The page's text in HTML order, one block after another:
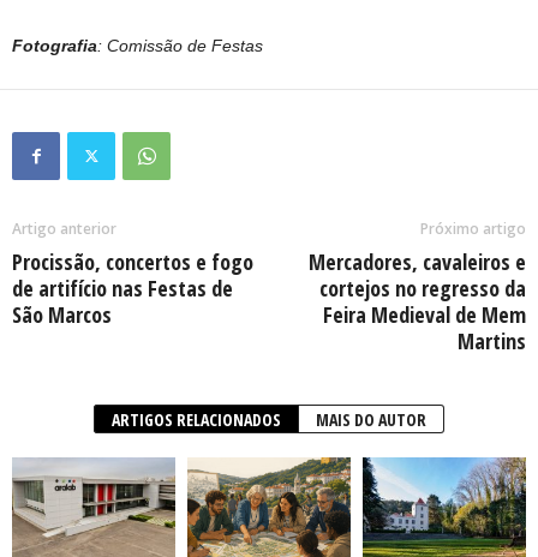
Fotografia: Comissão de Festas
Artigo anterior
Procissão, concertos e fogo
de artifício nas Festas de
São Marcos
Próximo artigo
Mercadores, cavaleiros e
cortejos no regresso da
Feira Medieval de Mem
Martins
ARTIGOS RELACIONADOS MAIS DO AUTOR